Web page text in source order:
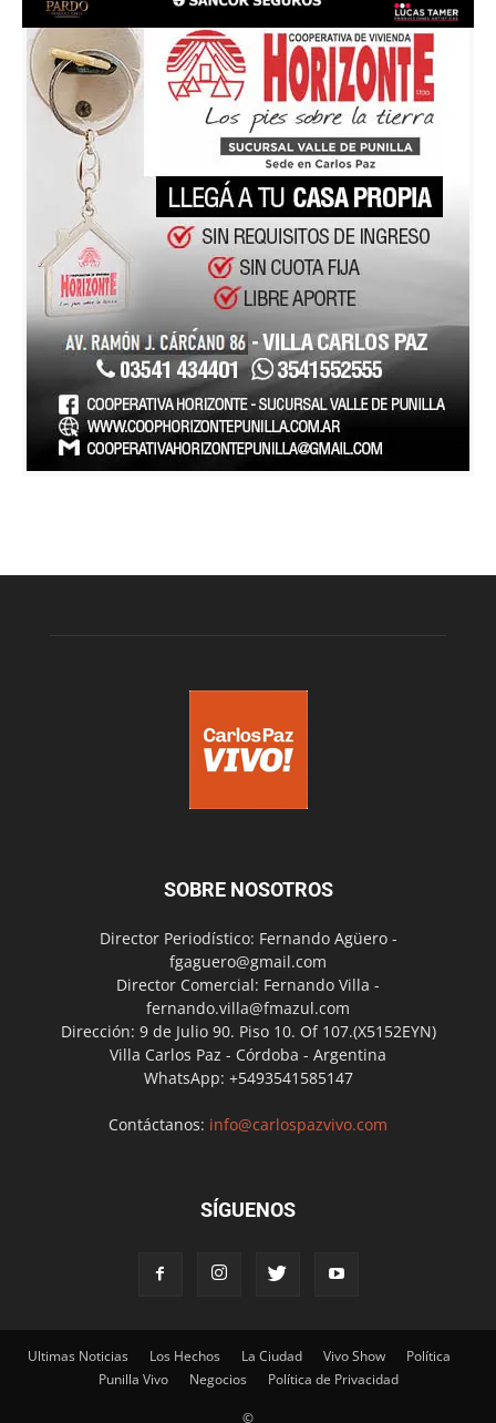
SOBRE NOSOTROS
Director Periodístico: Fernando Agüero -
fgaguero@gmail.com
Director Comercial: Fernando Villa -
fernando.villa@fmazul.com
Dirección: 9 de Julio 90. Piso 10. Of 107.(X5152EYN)
Villa Carlos Paz - Córdoba - Argentina
WhatsApp: +5493541585147
Contáctanos: info@carlospazvivo.com
SÍGUENOS
Ultimas Noticias Los Hechos La Ciudad Vivo Show
Política
Punilla Vivo
Negocios Política de Privacidad
©